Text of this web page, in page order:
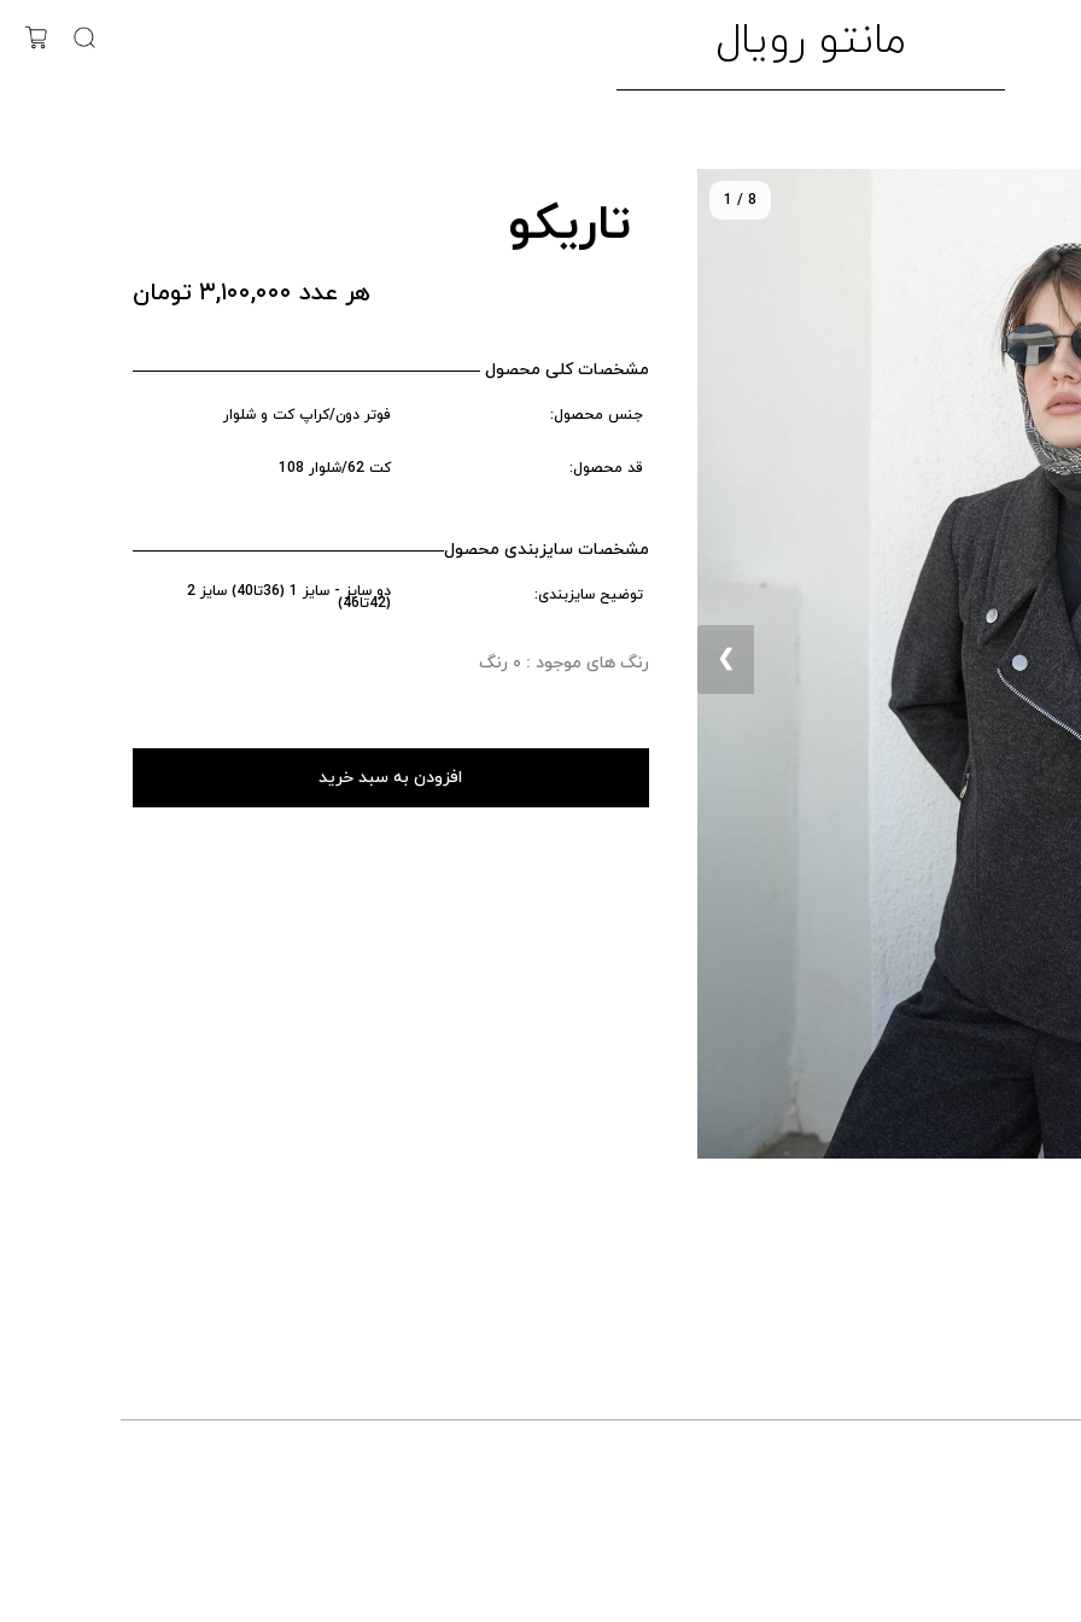
مانتو رویال
❮
1 / 8 تاریکو
هر عدد ۳,۱۰۰,۰۰۰ تومان
مشخصات کلی محصول
جنس محصول: فوتر دون/کراپ کت و شلوار
قد محصول: کت 62/شلوار 108
مشخصات سایزبندی محصول
توضیح سایزبندی: دو سایز - سایز 1 (36تا40) سایز 2
(42تا46)
رنگ های موجود : ۰ رنگ
افزودن به سبد خرید